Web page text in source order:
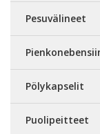
Pesuvälineet
Pölykapselit
Puolipeitteet